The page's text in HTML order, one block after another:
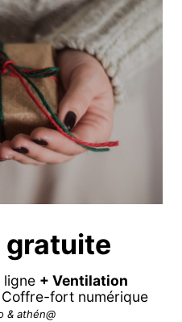
gratuite
ligne + Ventilation
fort numérique
& athén@